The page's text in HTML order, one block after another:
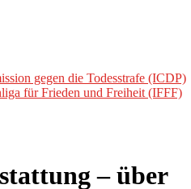
gegen die Todesstrafe (ICDP)
für Frieden und Freiheit (IFFF)
– über